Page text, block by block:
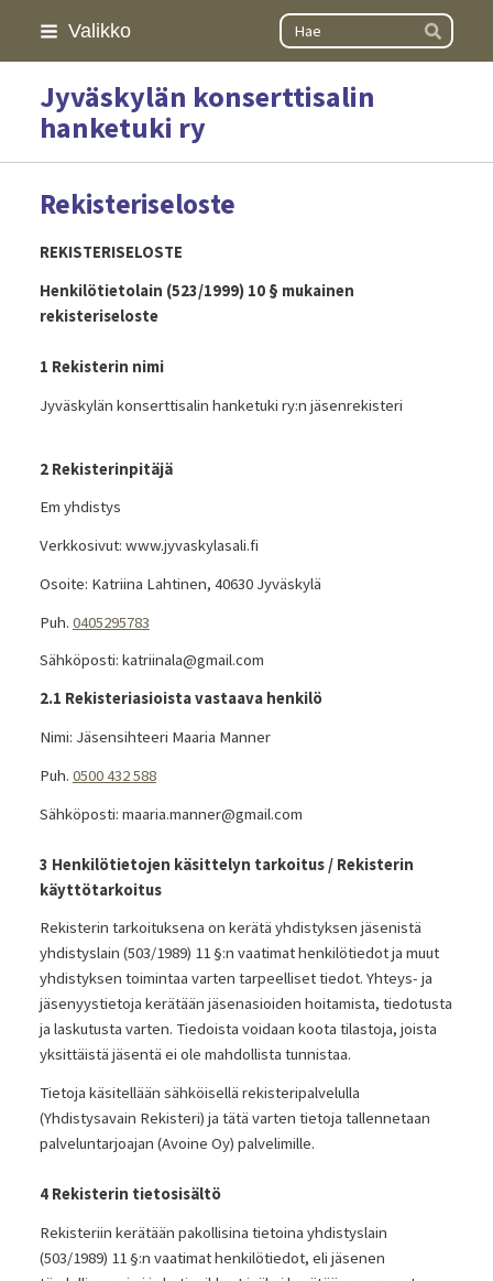
Siirry
Valikko Haku
Hae
Jyväskylän konserttisalin
hanketuki ry
Rekisteriseloste
REKISTERISELOSTE
Henkilötietolain (523/1999) 10 § mukainen
rekisteriseloste
1 Rekisterin nimi
Jyväskylän konserttisalin hanketuki ry:n jäsenrekisteri
2 Rekisterinpitäjä
Em yhdistys
Verkkosivut: www.jyvaskylasali.fi
Osoite: Katriina Lahtinen, 40630 Jyväskylä
Puh. 0405295783
Sähköposti: katriinala@gmail.com
2.1 Rekisteriasioista vastaava henkilö
Nimi: Jäsensihteeri Maaria Manner
Puh. 0500 432 588
Sähköposti: maaria.manner@gmail.com
3 Henkilötietojen käsittelyn tarkoitus / Rekisterin
käyttötarkoitus
Rekisterin tarkoituksena on kerätä yhdistyksen jäsenistä
yhdistyslain (503/1989) 11 §:n vaatimat henkilötiedot ja muut
yhdistyksen toimintaa varten tarpeelliset tiedot. Yhteys- ja
jäsenyystietoja kerätään jäsenasioiden hoitamista, tiedotusta
ja laskutusta varten. Tiedoista voidaan koota tilastoja, joista
yksittäistä jäsentä ei ole mahdollista tunnistaa.
Tietoja käsitellään sähköisellä rekisteripalvelulla
(Yhdistysavain Rekisteri) ja tätä varten tietoja tallennetaan
palveluntarjoajan (Avoine Oy) palvelimille.
4 Rekisterin tietosisältö
Rekisteriin kerätään pakollisina tietoina yhdistyslain
(503/1989) 11 §:n vaatimat henkilötiedot, eli jäsenen